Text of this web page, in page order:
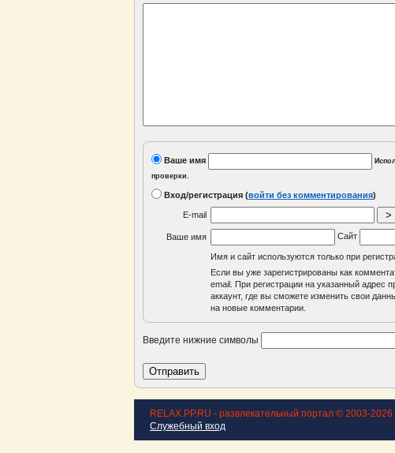
Ваше имя
проверки.
Вход/регистрация (войти без комментирования)
E-mail
Ваше имя Сайт
Имя и сайт используются только при
Если вы уже зарегистрированы как
email. При регистрации на указанный адрес
аккаунт, где вы сможете изменить свои
на новые комментарии.
Введите нижние символы
RELAX.PP.RU - развлекательный портал © 2003-2026
Служебный вход